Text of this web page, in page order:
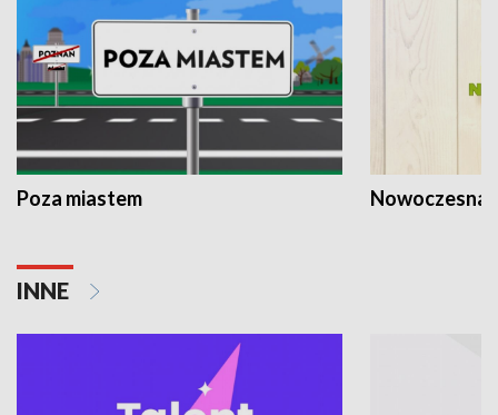
Poza miastem Nowoczesna
INNE